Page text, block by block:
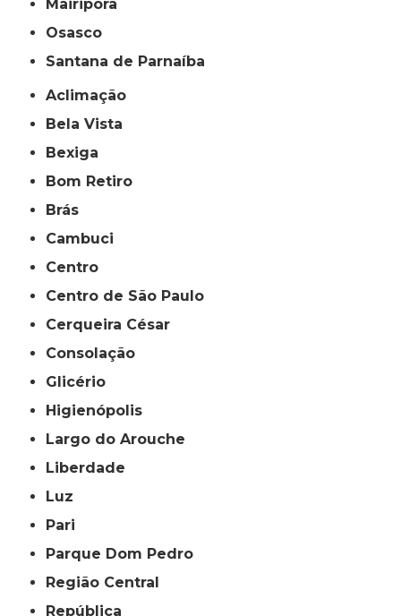
Mairiporã
Osasco
Santana de Parnaíba
Aclimação
Bela Vista
Bexiga
Bom Retiro
Brás
Cambuci
Centro
Centro de São Paulo
Cerqueira César
Consolação
Glicério
Higienópolis
Largo do Arouche
Liberdade
Luz
Pari
Parque Dom Pedro
Região Central
República